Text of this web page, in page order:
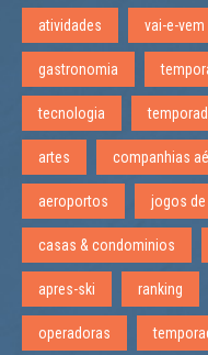
atividades vai-e-vem
gastronomia
tecnologia
artes companhias
aeroportos jogos de
casas & condominios
apres-ski ranking
operadoras